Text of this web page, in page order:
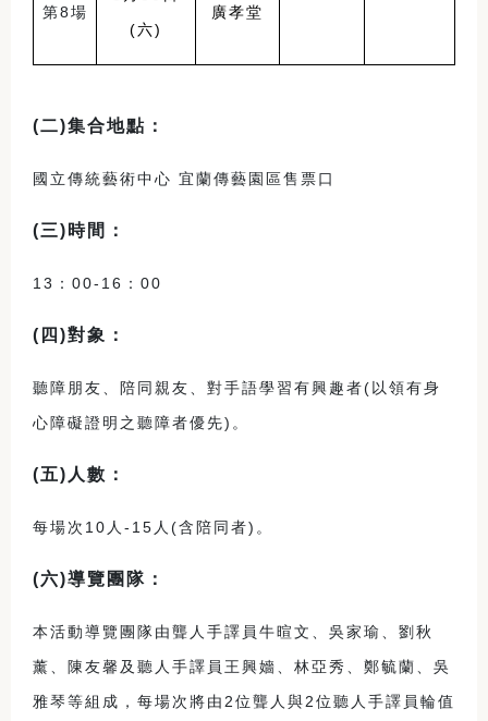
第8場
(六)
廣孝堂
(二)集合地點：
國立傳統藝術中心 宜蘭傳藝園區售票口
(三)時間：
13：00-16：00
( 四)對象：
聽障朋友、陪同親友、對手語學習有興趣者(以領有身
心障礙證明之聽障者優先)。
(五)人數：
每場次 10 人-15人(含陪同者)。
(六)導覽團隊：
本活動導覽團隊由聾人手譯員牛暄文、吳家瑜、劉秋
薰、陳友馨及聽人手譯員王興嬙、林亞秀、鄭毓蘭、吳
雅琴等組成，每場次將由2位聾人與2位聽人手譯員輪值